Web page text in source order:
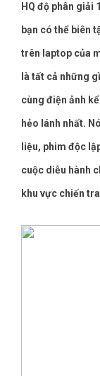
HQ độ phân giải
bạn có thể biên
trên laptop của
là tất cả những
cùng điện ảnh
hẻo lánh nhất.
liệu, phim độc
cuộc diễu hành
khu vực chiến